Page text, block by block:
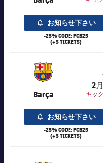
お知らせ下さい
-25% CODE: FCB25
(+3 TICKETS)
Barça
2
キッ
お知らせ下さい
-25% CODE: FCB25
(+3 TICKETS)